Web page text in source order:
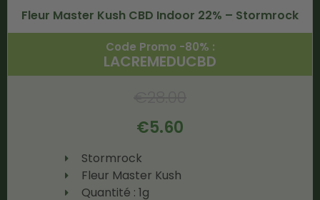
Fleur Master Kush CBD Indoor 22% – Stormrock
Code Promo -80% :
LACREMEDUCBD
€5.60
Stormrock
Fleur Master Kush
Quantité : 1g